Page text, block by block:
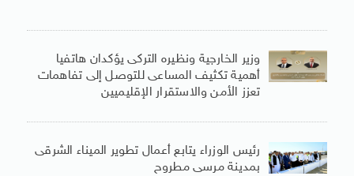
وزير الخارجية ونظيره التركى يؤكدان هاتفيا
أهمية تكثيف المساعى للتوصل إلى تفاهمات
تعزز الأمن والاستقرار الإقليميين
رئيس الوزراء يتابع أعمال تطوير الميناء الشرقى
بمدينة مرسى مطروح